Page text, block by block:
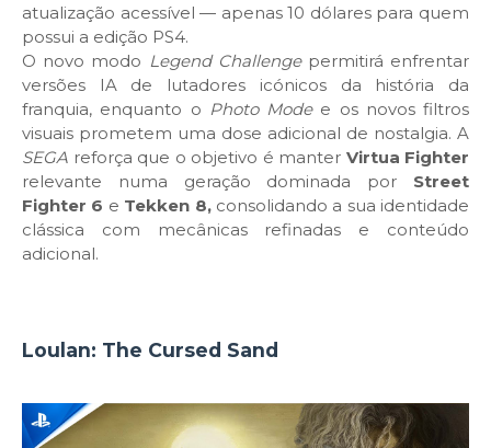
atualização acessível — apenas 10 dólares para quem
possui a edição PS4.
O novo modo Legend Challengepermitirá enfrentar
versões IA de lutadores icónicos da história da
franquia, enquanto o Photo Modee os novos filtros
visuais prometem uma dose adicional de nostalgia. A
SEGA reforça que o objetivo é manter Virtua Fighter
relevante numa geração dominada por Street
Fighter 6 e Tekken 8,consolidando a sua identidade
clássica com mecânicas refinadas e conteúdo
adicional.
Loulan: The Cursed Sand